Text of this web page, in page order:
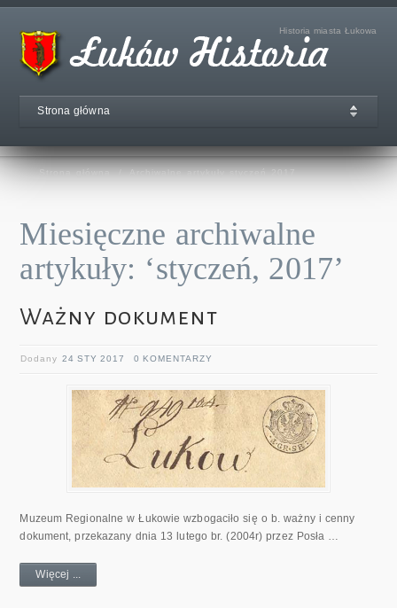
Historia miasta Łukowa
Strona główna
Strona główna Archiwalne artykuły styczeń 2017
Miesięczne archiwalne
artykuły: ‘styczeń, 2017’
Ważny dokument
Dodany24 STY 2017 0 KOMENTARZY
Muzeum Regionalne w Łukowie wzbogaciło się o b. ważny i cenny
dokument, przekazany dnia 13 lutego br. (2004r) przez Posła …
Więcej ...